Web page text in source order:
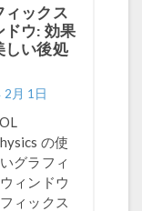
ィックス
ドウ: 効果
しい後処
2月 1日
の使
グラフィ
ィンドウ
ィックス